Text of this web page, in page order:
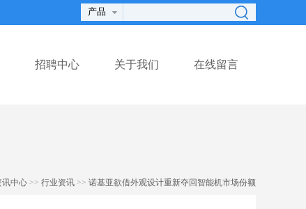
招聘中心 关于我们 在线留言
讯中心 >> 行业资讯 >> 诺基亚欲借外观设计重新夺回智能机市场份额